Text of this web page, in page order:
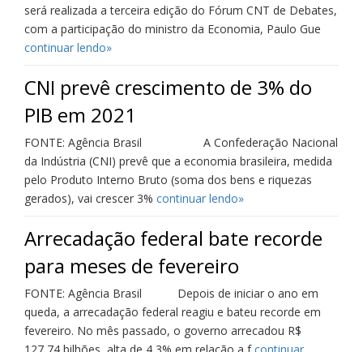
será realizada a terceira edição do Fórum CNT de Debates,
com a participação do ministro da Economia, Paulo Gue
continuar lendo»
CNI prevê crescimento de 3% do
PIB em 2021
FONTE: Agência Brasil A Confederação Nacional
da Indústria (CNI) prevê que a economia brasileira, medida
pelo Produto Interno Bruto (soma dos bens e riquezas
gerados), vai crescer 3% continuar lendo»
Arrecadação federal bate recorde
para meses de fevereiro
FONTE: Agência Brasil Depois de iniciar o ano em
queda, a arrecadação federal reagiu e bateu recorde em
fevereiro. No mês passado, o governo arrecadou R$